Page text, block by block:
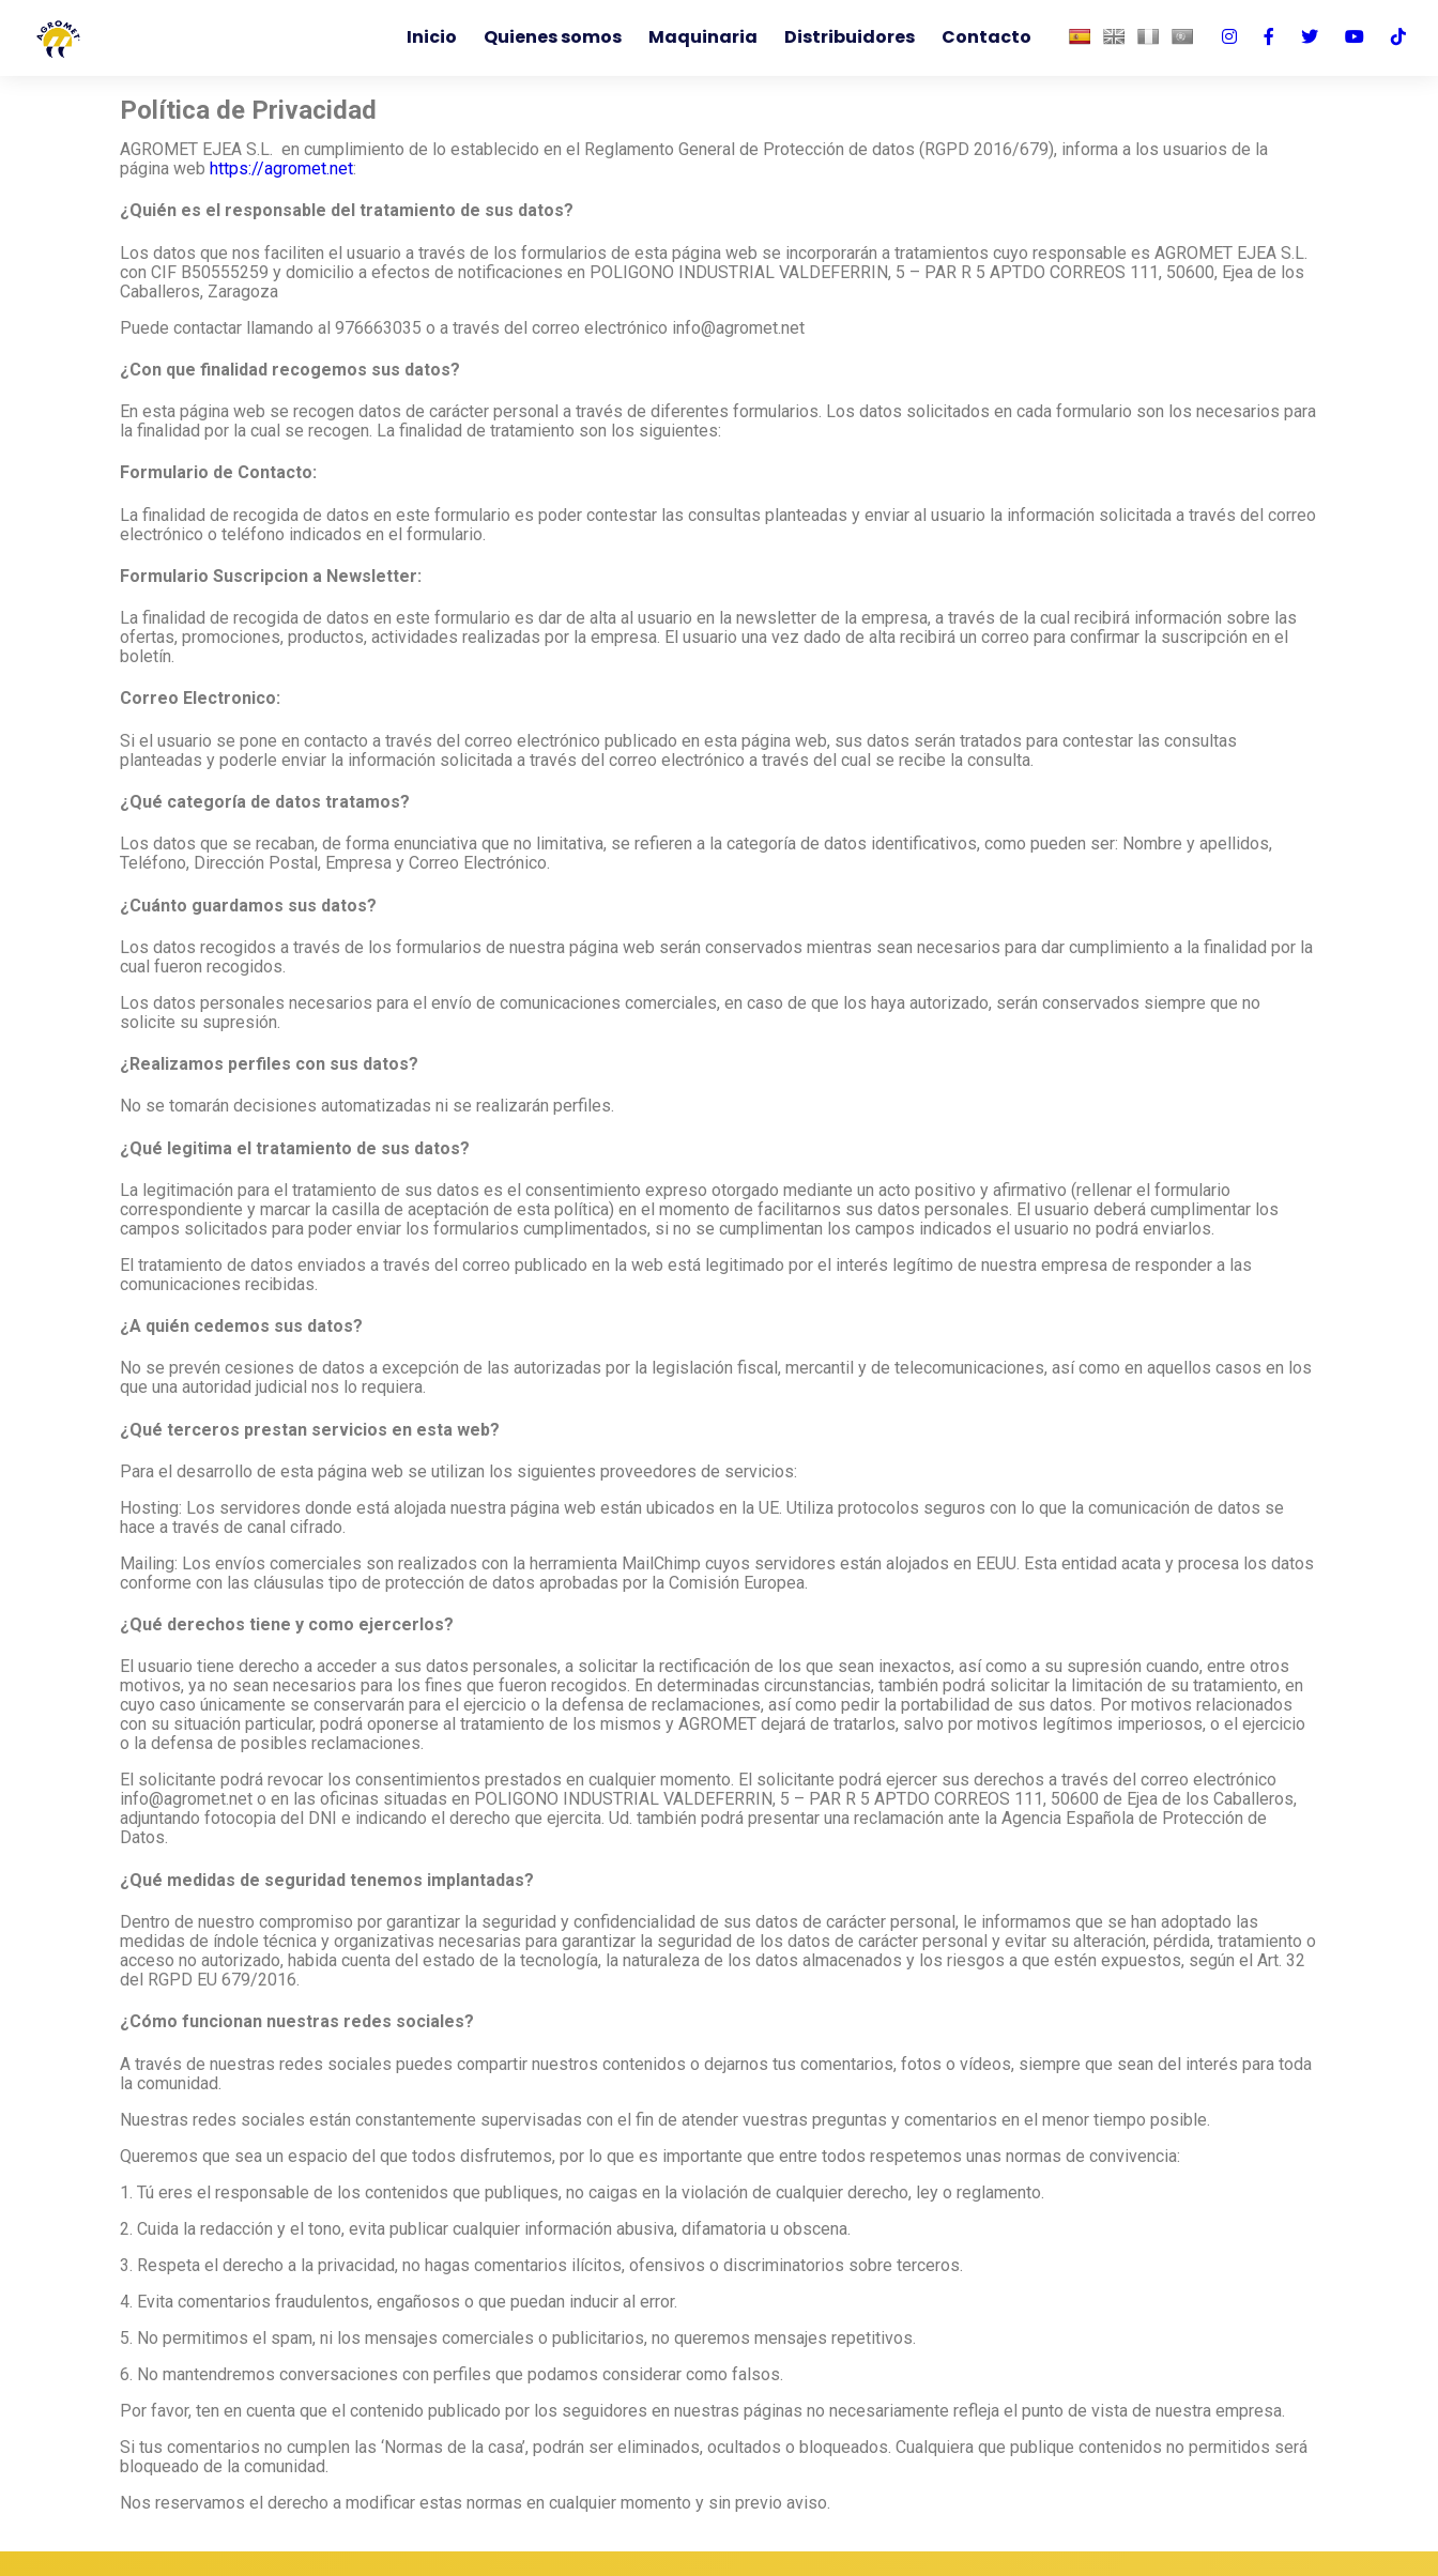
Inicio Quienes somos Maquinaria Distribuidores Contacto
Política de Privacidad
AGROMET EJEA S.L. en cumplimiento de lo establecido en el Reglamento General de Protección de datos (RGPD 2016/679), informa a los usuarios de la
página web https://agromet.net:
¿Quién es el responsable del tratamiento de sus datos?
Los datos que nos faciliten el usuario a través de los formularios de esta página web se incorporarán a tratamientos cuyo responsable es AGROMET EJEA S.L.
con CIF B50555259 y domicilio a efectos de notificaciones en POLIGONO INDUSTRIAL VALDEFERRIN, 5 – PAR R 5 APTDO CORREOS 111, 50600, Ejea de los
Caballeros, Zaragoza
Puede contactar llamando al 976663035 o a través del correo electrónico info@agromet.net
¿Con que finalidad recogemos sus datos?
En esta página web se recogen datos de carácter personal a través de diferentes formularios. Los datos solicitados en cada formulario son los necesarios para
la finalidad por la cual se recogen. La finalidad de tratamiento son los siguientes:
Formulario de Contacto:
La finalidad de recogida de datos en este formulario es poder contestar las consultas planteadas y enviar al usuario la información solicitada a través del correo
electrónico o teléfono indicados en el formulario.
Formulario Suscripcion a Newsletter:
La finalidad de recogida de datos en este formulario es dar de alta al usuario en la newsletter de la empresa, a través de la cual recibirá información sobre las
ofertas, promociones, productos, actividades realizadas por la empresa. El usuario una vez dado de alta recibirá un correo para confirmar la suscripción en el
boletín.
Correo Electronico:
Si el usuario se pone en contacto a través del correo electrónico publicado en esta página web, sus datos serán tratados para contestar las consultas
planteadas y poderle enviar la información solicitada a través del correo electrónico a través del cual se recibe la consulta.
¿Qué categoría de datos tratamos?
Los datos que se recaban, de forma enunciativa que no limitativa, se refieren a la categoría de datos identificativos, como pueden ser: Nombre y apellidos,
Teléfono, Dirección Postal, Empresa y Correo Electrónico.
¿Cuánto guardamos sus datos?
Los datos recogidos a través de los formularios de nuestra página web serán conservados mientras sean necesarios para dar cumplimiento a la finalidad por la
cual fueron recogidos.
Los datos personales necesarios para el envío de comunicaciones comerciales, en caso de que los haya autorizado, serán conservados siempre que no
solicite su supresión.
¿Realizamos perfiles con sus datos?
No se tomarán decisiones automatizadas ni se realizarán perfiles.
¿Qué legitima el tratamiento de sus datos?
La legitimación para el tratamiento de sus datos es el consentimiento expreso otorgado mediante un acto positivo y afirmativo (rellenar el formulario
correspondiente y marcar la casilla de aceptación de esta política) en el momento de facilitarnos sus datos personales. El usuario deberá cumplimentar los
campos solicitados para poder enviar los formularios cumplimentados, si no se cumplimentan los campos indicados el usuario no podrá enviarlos.
El tratamiento de datos enviados a través del correo publicado en la web está legitimado por el interés legítimo de nuestra empresa de responder a las
comunicaciones recibidas.
¿A quién cedemos sus datos?
No se prevén cesiones de datos a excepción de las autorizadas por la legislación fiscal, mercantil y de telecomunicaciones, así como en aquellos casos en los
que una autoridad judicial nos lo requiera.
¿Qué terceros prestan servicios en esta web?
Para el desarrollo de esta página web se utilizan los siguientes proveedores de servicios:
Hosting: Los servidores donde está alojada nuestra página web están ubicados en la UE. Utiliza protocolos seguros con lo que la comunicación de datos se
hace a través de canal cifrado.
Mailing: Los envíos comerciales son realizados con la herramienta MailChimp cuyos servidores están alojados en EEUU. Esta entidad acata y procesa los datos
conforme con las cláusulas tipo de protección de datos aprobadas por la Comisión Europea.
¿Qué derechos tiene y como ejercerlos?
El usuario tiene derecho a acceder a sus datos personales, a solicitar la rectificación de los que sean inexactos, así como a su supresión cuando, entre otros
motivos, ya no sean necesarios para los fines que fueron recogidos. En determinadas circunstancias, también podrá solicitar la limitación de su tratamiento, en
cuyo caso únicamente se conservarán para el ejercicio o la defensa de reclamaciones, así como pedir la portabilidad de sus datos. Por motivos relacionados
con su situación particular, podrá oponerse al tratamiento de los mismos y AGROMET dejará de tratarlos, salvo por motivos legítimos imperiosos, o el ejercicio
o la defensa de posibles reclamaciones.
El solicitante podrá revocar los consentimientos prestados en cualquier momento. El solicitante podrá ejercer sus derechos a través del correo electrónico
info@agromet.net o en las oficinas situadas en POLIGONO INDUSTRIAL VALDEFERRIN, 5 – PAR R 5 APTDO CORREOS 111, 50600 de Ejea de los Caballeros,
adjuntando fotocopia del DNI e indicando el derecho que ejercita. Ud. también podrá presentar una reclamación ante la Agencia Española de Protección de
Datos.
¿Qué medidas de seguridad tenemos implantadas?
Dentro de nuestro compromiso por garantizar la seguridad y confidencialidad de sus datos de carácter personal, le informamos que se han adoptado las
medidas de índole técnica y organizativas necesarias para garantizar la seguridad de los datos de carácter personal y evitar su alteración, pérdida, tratamiento o
acceso no autorizado, habida cuenta del estado de la tecnología, la naturaleza de los datos almacenados y los riesgos a que estén expuestos, según el Art. 32
del RGPD EU 679/2016.
¿Cómo funcionan nuestras redes sociales?
A través de nuestras redes sociales puedes compartir nuestros contenidos o dejarnos tus comentarios, fotos o vídeos, siempre que sean del interés para toda
la comunidad.
Nuestras redes sociales están constantemente supervisadas con el fin de atender vuestras preguntas y comentarios en el menor tiempo posible.
Queremos que sea un espacio del que todos disfrutemos, por lo que es importante que entre todos respetemos unas normas de convivencia:
1. Tú eres el responsable de los contenidos que publiques, no caigas en la violación de cualquier derecho, ley o reglamento.
2. Cuida la redacción y el tono, evita publicar cualquier información abusiva, difamatoria u obscena.
3. Respeta el derecho a la privacidad, no hagas comentarios ilícitos, ofensivos o discriminatorios sobre terceros.
4. Evita comentarios fraudulentos, engañosos o que puedan inducir al error.
5. No permitimos el spam, ni los mensajes comerciales o publicitarios, no queremos mensajes repetitivos.
6. No mantendremos conversaciones con perfiles que podamos considerar como falsos.
Por favor, ten en cuenta que el contenido publicado por los seguidores en nuestras páginas no necesariamente refleja el punto de vista de nuestra empresa.
Si tus comentarios no cumplen las ‘Normas de la casa’, podrán ser eliminados, ocultados o bloqueados. Cualquiera que publique contenidos no permitidos será
bloqueado de la comunidad.
Nos reservamos el derecho a modificar estas normas en cualquier momento y sin previo aviso.